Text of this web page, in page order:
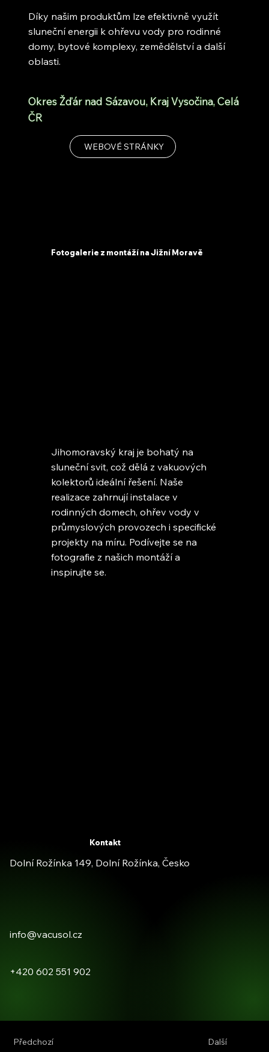
Další
Předchozí
Díky našim produktům lze efektivně využít
sluneční energii k ohřevu vody pro rodinné
domy, bytové komplexy, zemědělství a další
oblasti.
Okres Žďár nad Sázavou, Kraj Vysočina, Celá
ČR
WEBOVÉ STRÁNKY
+420 602 551 902
Kontakt
Dolní Rožínka 149, Dolní Rožínka, Česko
info@vacusol.cz
Fotogalerie z montáží na Jižní Moravě
Jihomoravský kraj je bohatý na
sluneční svit, což dělá z vakuových
kolektorů ideální řešení. Naše
realizace zahrnují instalace v
rodinných domech, ohřev vody v
průmyslových provozech i specifické
projekty na míru. Podívejte se na
fotografie z našich montáží a
inspirujte se.